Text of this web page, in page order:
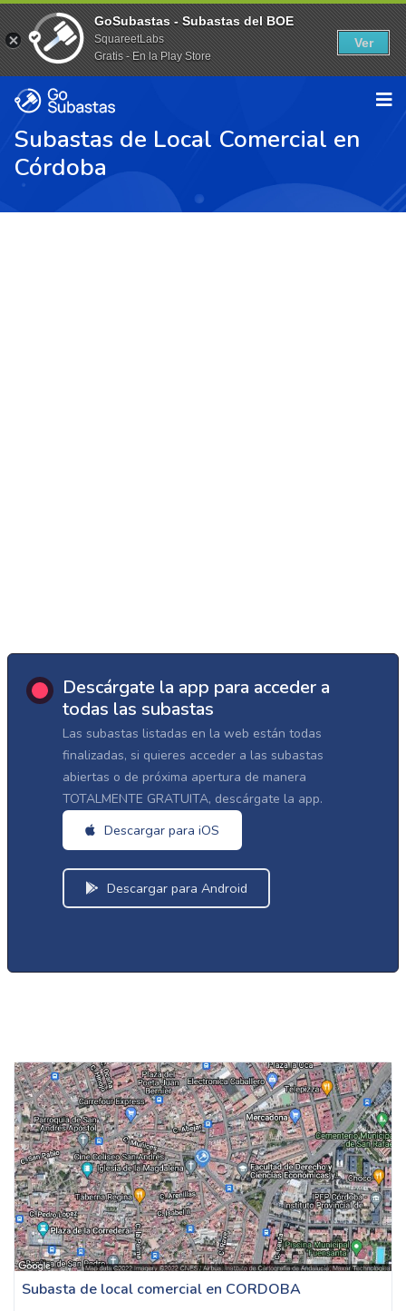
Subastas de Local Comercial en
Córdoba
Descárgate la app para acceder a
todas las subastas
Las subastas listadas en la web están todas
finalizadas, si quieres acceder a las subastas
abiertas o de próxima apertura de manera
TOTALMENTE GRATUITA, descárgate la app.
Descargar para iOS
Descargar para Android
Subasta de local comercial en CORDOBA
GoSubastas - Subastas del BOE
SquareetLabs
Gratis - En la Play Store
Ver